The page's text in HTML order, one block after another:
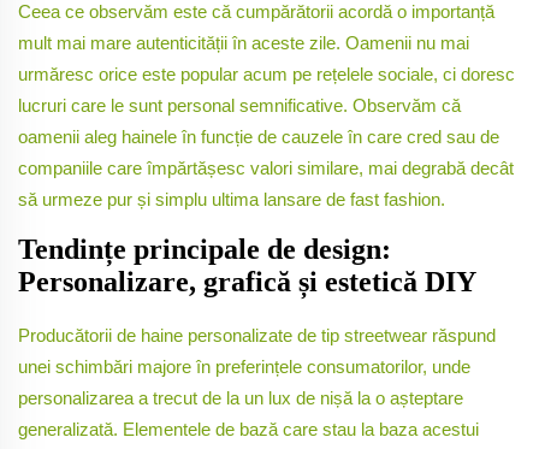
Ceea ce observăm este că cumpărătorii acordă o importanță
mult mai mare autenticității în aceste zile. Oamenii nu mai
urmăresc orice este popular acum pe rețelele sociale, ci doresc
lucruri care le sunt personal semnificative. Observăm că
oamenii aleg hainele în funcție de cauzele în care cred sau de
companiile care împărtășesc valori similare, mai degrabă decât
să urmeze pur și simplu ultima lansare de fast fashion.
Tendințe principale de design:
Personalizare, grafică și estetică DIY
Producătorii de haine personalizate de tip streetwear răspund
unei schimbări majore în preferințele consumatorilor, unde
personalizarea a trecut de la un lux de nișă la o așteptare
generalizată. Elementele de bază care stau la baza acestui